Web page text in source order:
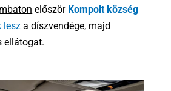
először Kompolt község
lesz a díszvendége, majd
ellátogat.